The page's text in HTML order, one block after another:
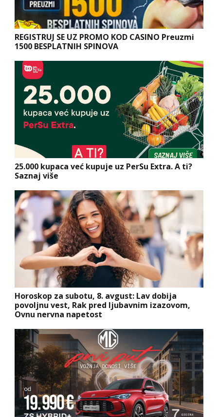
REGISTRUJ SE UZ PROMO KOD CASINO Preuzmi
1500 BESPLATNIH SPINOVA
25.000 kupaca već kupuje uz PerSu Extra. A ti?
Saznaj više
Horoskop za subotu, 8. avgust: Lav dobija
povoljnu vest, Rak pred ljubavnim izazovom,
Ovnu nervna napetost